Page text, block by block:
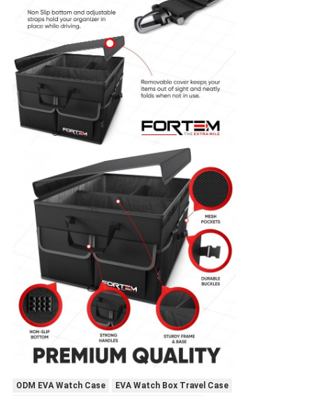
ODM EVA Watch Case
EVA Watch Box Travel Case